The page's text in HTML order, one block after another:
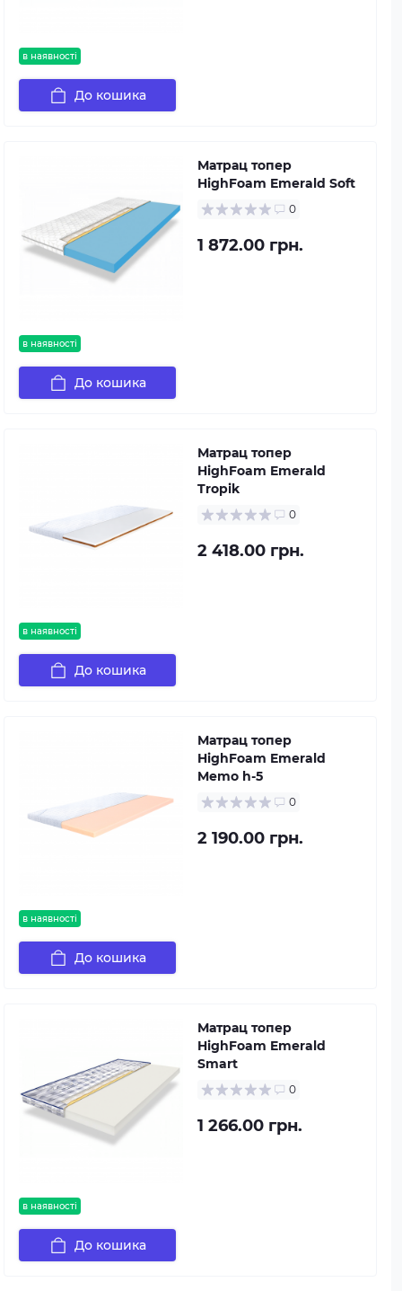
в наявності
До кошика
в наявності
Матрац топер
HighFoam Emerald Soft
0
1 872.00 грн.
До кошика
в наявності
Матрац топер
HighFoam Emerald
Tropik
0
2 418.00 грн.
До кошика
в наявності
Матрац топер
HighFoam Emerald
Memo h-5
0
2 190.00 грн.
До кошика
в наявності
Матрац топер
HighFoam Emerald
Smart
0
1 266.00 грн.
До кошика